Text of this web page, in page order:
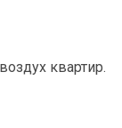
квартир.